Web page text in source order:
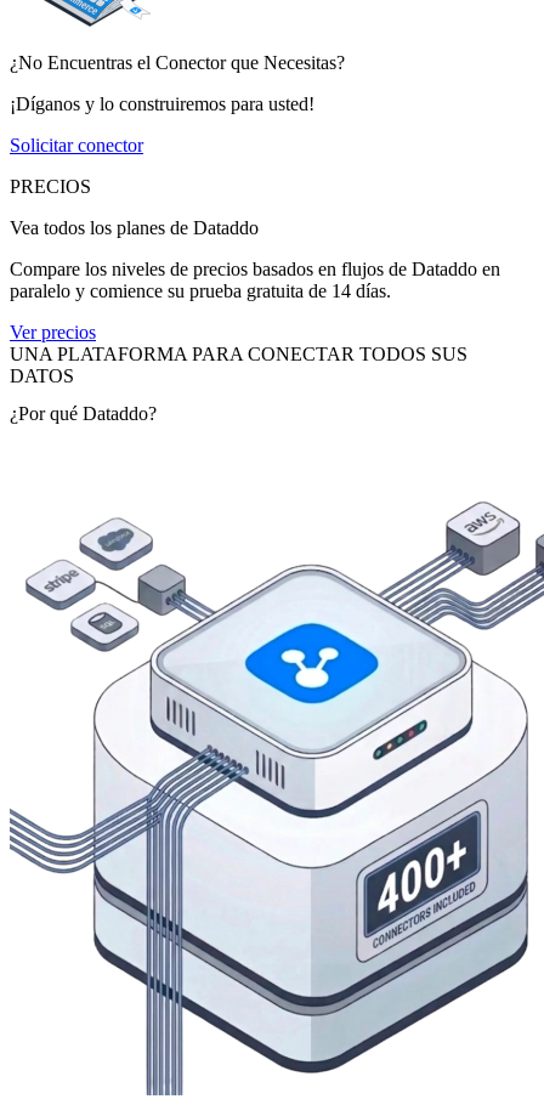
¿No Encuentras el Conector que Necesitas?
¡Díganos y lo construiremos para usted!
Solicitar conector
PRECIOS
Vea todos los planes de Dataddo
Compare los niveles de precios basados en flujos de Dataddo en
paralelo y comience su prueba gratuita de 14 días.
Ver precios
UNA PLATAFORMA PARA CONECTAR TODOS SUS
DATOS
¿Por qué Dataddo?